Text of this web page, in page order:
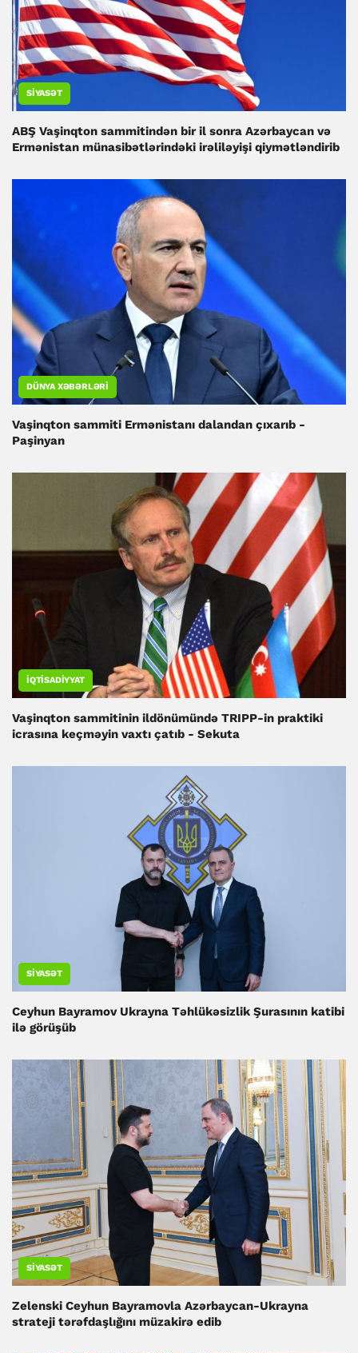
SIYASƏT
ABŞ Vaşinqton sammitindən bir il sonra Azərbaycan və
Ermənistan münasibətlərindəki irəliləyişi qiymətləndirib
DÜNYA XƏBƏRLƏRI
Vaşinqton sammiti Ermənistanı dalandan çıxarıb -
Paşinyan
İQTISADIYYAT
Vaşinqton sammitinin ildönümündə TRIPP-in praktiki
icrasına keçməyin vaxtı çatıb - Sekuta
SIYASƏT
Ceyhun Bayramov Ukrayna Təhlükəsizlik Şurasının katibi
ilə görüşüb
SIYASƏT
Zelenski Ceyhun Bayramovla Azərbaycan-Ukrayna
strateji tərəfdaşlığını müzakirə edib